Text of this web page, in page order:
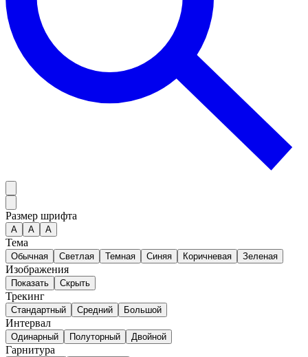
Размер шрифта
А A A
Тема
Обычная Светлая Темная Синяя Коричневая Зеленая
Изображения
Показать Скрыть
Трекинг
Стандартный Средний Большой
Интервал
Одинарный Полуторный Двойной
Гарнитура